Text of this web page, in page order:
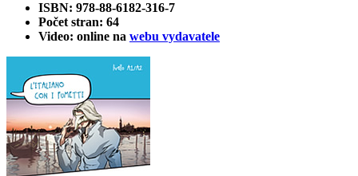
ISBN: 978-88-6182-316-7
Počet stran: 64
Video: online na webu vydavatele